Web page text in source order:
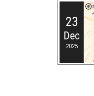
23
Dec
2025